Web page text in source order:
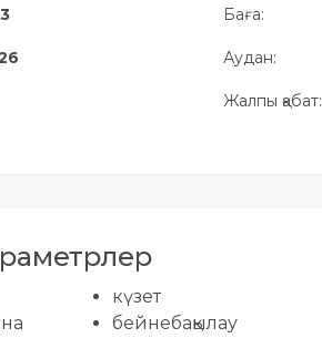
Баға:
Аудан:
Жалпы қабат:
күзет
бейнебақылау